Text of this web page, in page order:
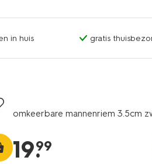
in huis gratis
omkeerbare mannenriem 3.5cm
19.
99